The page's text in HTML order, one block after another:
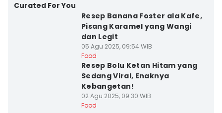
Curated For You
Resep Banana Foster ala Kafe,
Pisang Karamel yang Wangi
dan Legit
05 Agu 2025, 09:54 WIB
Food
Resep Bolu Ketan Hitam yang
Sedang Viral, Enaknya
Kebangetan!
02 Agu 2025, 09:30 WIB
Food